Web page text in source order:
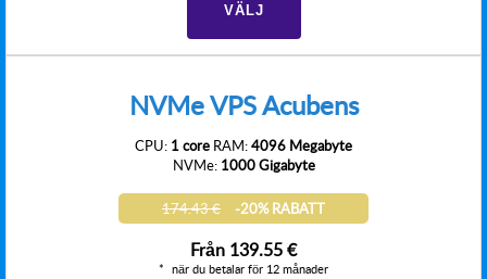
VÄLJ
NVMe VPS Acubens
CPU: 1 core RAM:4096 Megabyte
NVMe: 1000 Gigabyte
174.43 € -20% RABATT
Från 139.55 €
när du betalar för 12 månader